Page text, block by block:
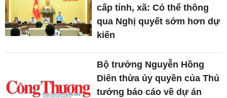
cấp tỉnh, xã: Có thể thông
qua Nghị quyết sớm hơn dự
kiến
Bộ trưởng Nguyễn Hồng
Diên thừa ủy quyền của Thủ
tướng báo cáo về dự án